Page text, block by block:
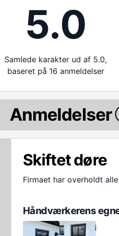
5.0
Samlede karakter ud af 5.0,
baseret på 16 anmeldelser
Anmeldelser
Skiftet døre
Firmaet har overholdt
Håndværkerens